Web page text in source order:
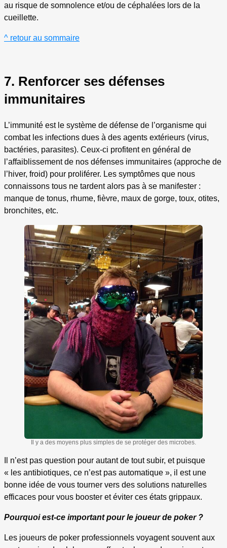
au risque de somnolence et/ou de céphalées lors de la
cueillette.
^ retour au sommaire
7. Renforcer ses défenses
immunitaires
L’immunité est le système de défense de l’organisme qui
combat les infections dues à des agents extérieurs (virus,
bactéries, parasites). Ceux-ci profitent en général de
l’affaiblissement de nos défenses immunitaires (approche de
l’hiver, froid) pour proliférer. Les symptômes que nous
connaissons tous ne tardent alors pas à se manifester :
manque de tonus, rhume, fièvre, maux de gorge, toux, otites,
bronchites, etc.
Il y a des moyens plus simples de se protéger des microbes.
Il n’est pas question pour autant de tout subir, et puisque
« les antibiotiques, ce n’est pas automatique », il est une
bonne idée de vous tourner vers des solutions naturelles
efficaces pour vous booster et éviter ces états grippaux.
Pourquoi est-ce important pour le joueur de poker ?
Les joueurs de poker professionnels voyagent souvent aux